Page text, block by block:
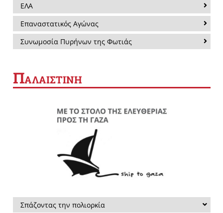
ΕΛΑ
Επαναστατικός Αγώνας
Συνωμοσία Πυρήνων της Φωτιάς
ΠΑΛΑΙΣΤΙΝΗ
Σπάζοντας την πολιορκία